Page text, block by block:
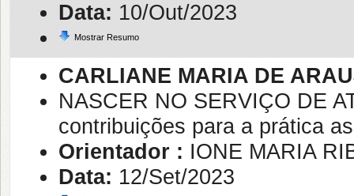
Data: 10/Out/2023
Mostrar Resumo
CARLIANE MARIA DE
NASCER NO SERVIÇO DE
contribuições para a prática
Orientador : IONE MARIA
Data: 12/Set/2023